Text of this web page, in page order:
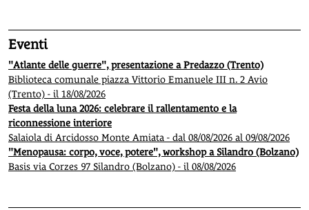
Eventi
"Atlante delle guerre", presentazione a Predazzo (Trento)
Biblioteca comunale piazza Vittorio Emanuele III n. 2 Avio
(Trento) - il 18/08/2026
Festa della luna 2026: celebrare il rallentamento e la
riconnessione interiore
Salaiola di Arcidosso Monte Amiata - dal 08/08/2026 al 09/08/2026
"Menopausa: corpo, voce, potere", workshop a Silandro (Bolzano)
Basis via Corzes 97 Silandro (Bolzano) - il 08/08/2026